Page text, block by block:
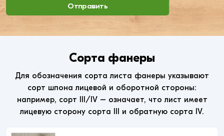
Отправить
Сорта фанеры
Для обозначения сорта листа фанеры указывают
сорт шпона лицевой и оборотной стороны:
например, сорт III/IV – означает, что лист имеет
лицевую сторону сорта III и обратную сорта IV.